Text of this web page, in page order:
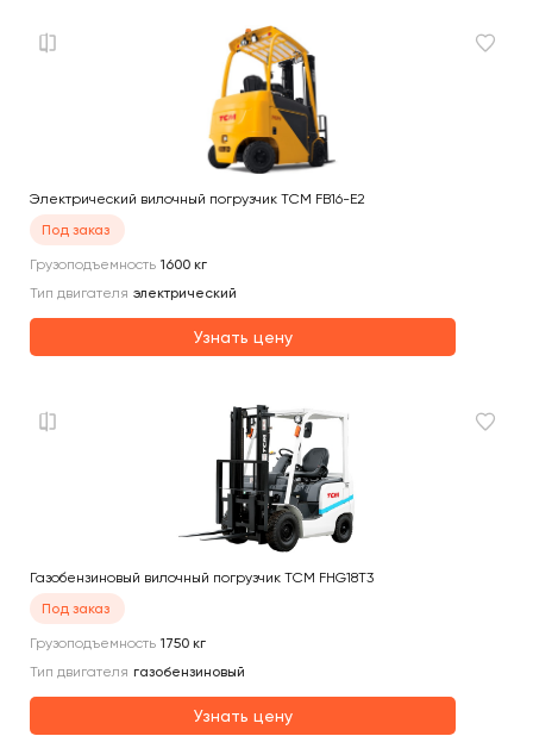
Электрический вилочный погрузчик TCM FB16-E2
Под заказ
Грузоподъемность 1600 кг
Тип двигателя электрический
Узнать цену
Газобензиновый вилочный погрузчик TCM FHG18T3
Под заказ
Грузоподъемность 1750 кг
Тип двигателя газобензиновый
Узнать цену